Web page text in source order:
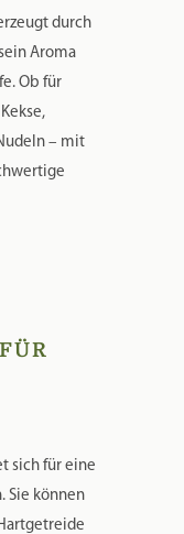
durch
Aroma
Ob für
– mit
sich für eine
Sie können